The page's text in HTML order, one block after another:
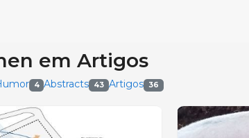
em Artigos
4 Abstracts 43 Artigos 36